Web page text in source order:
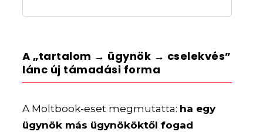
A „tartalom → ügynök → cselekvés”
lánc új támadási forma
A Moltbook-eset megmutatta: ha egy
ügynök más ügynököktől fogad